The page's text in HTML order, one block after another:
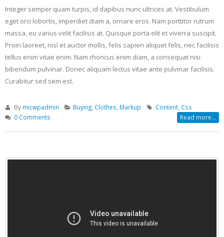
Integer semper quam turpis, id dapibus nunc ultrices at. Vestibulum
eget orci lobortis, imperdiet diam a, ornare eros. Nam porttitor rutrum
massa, eu varius velit facilisis at. Quisque porta elit et viverra suscipit.
Proin laoreet, nisl et auctor mollis, felis sapien aliquet felis, nec facilisis
tellus enim vitae enim. Nam rhoncus enim diam, a consequat nisi
bibendum pulvinar. Donec aliquam lectus vitae ante pulvinar facilisis.
Curabitur sed sem est.
By micwpadmin Buying, Clothes, Markup Content, Css
0 Comments
Read more...